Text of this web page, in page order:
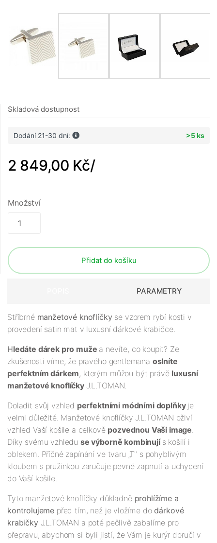
Skladová dostupnost
Dodání 21-30 dní: >5 ks
2 849,00 Kč/
Množství
Přidat do košíku
PARAMETRY
Stříbrné manžetové knoflíčkyse vzorem rybí kosti v
provedení satin mat v luxusní dárkové krabičce.
Hledáte dárek pro muže a nevíte, co koupit? Ze
zkušenosti víme, že pravého gentlemana oslníte
perfektním dárkem, kterým můžou být právě luxusní
manžetové knoflíčky J.L.TOMAN.
Doladit svůj vzhled perfektními módními doplňky je
velmi důležité. Manžetové knoflíčky J.L.TOMAN oživí
vzhled Vaší košile a celkově pozvednou Vaši image.
Díky svému vzhledu se výborně kombinují s košilí i
oblekem. Příčné zapínání ve tvaru „T" s pohyblivým
kloubem s pružinkou zaručuje pevné zapnutí a uchycení
do Vaší košile.
Tyto manžetové knoflíčky důkladně prohlížíme a
kontrolujeme před tím, než je vložíme do dárkové
krabičkyJ.L.TOMAN a poté pečlivě zabalíme pro
přepravu, abychom si byli jistí, že Vám je kurýr doručí v